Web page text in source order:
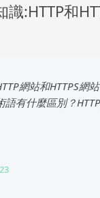
識:HTTP和
網站和HTTPS網
語有什麼區別？